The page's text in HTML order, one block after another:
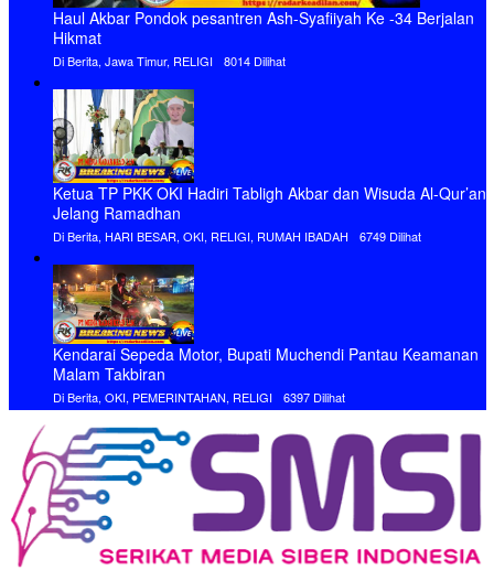
Haul Akbar Pondok pesantren Ash-Syafiiyah Ke -34 Berjalan
Hikmat
Di Berita, Jawa Timur, RELIGI 8014 Dilihat
Ketua TP PKK OKI Hadiri Tabligh Akbar dan Wisuda Al-Qur’an
Jelang Ramadhan
Di Berita, HARI BESAR, OKI, RELIGI, RUMAH IBADAH 6749 Dilihat
Kendarai Sepeda Motor, Bupati Muchendi Pantau Keamanan
Malam Takbiran
Di Berita, OKI, PEMERINTAHAN, RELIGI 6397 Dilihat